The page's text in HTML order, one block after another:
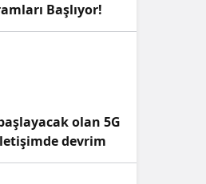
Başlıyor!
olan 5G
devrim